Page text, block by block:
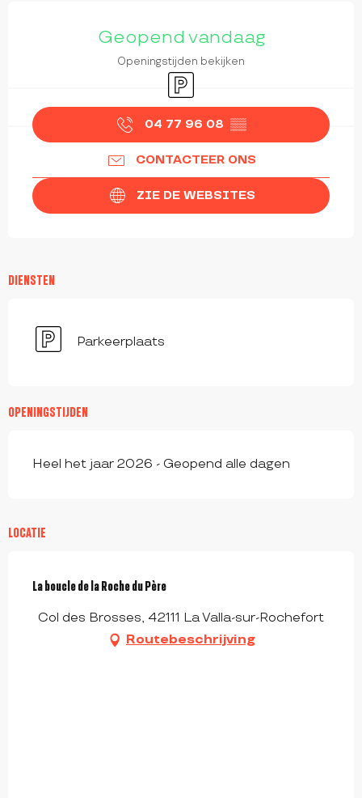
Geopend vandaag
Openingstijden bekijken
Parkeerplaats
04 77 96 08 ▒▒
CONTACTEER ONS
ZIE DE WEBSITES
DIENSTEN
Parkeerplaats
OPENINGSTIJDEN
Heel het jaar 2026 - Geopend alle dagen
LOCATIE
La boucle de la Roche du Père
Col des Brosses, 42111 La Valla-sur-Rochefort
Routebeschrijving